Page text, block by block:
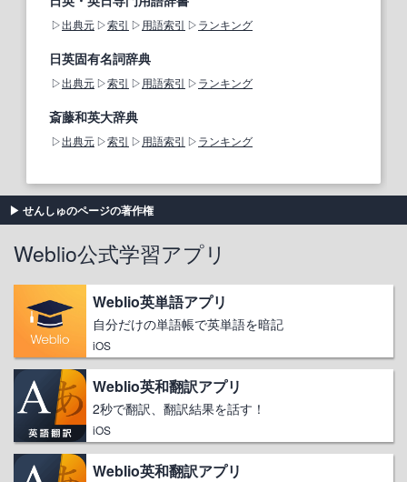
出典元 索引 用語索引 ランキング
日英固有名詞辞典
出典元 索引 用語索引 ランキング
斎藤和英大辞典
出典元 索引 用語索引 ランキング
せんしゅのページの著作権
Weblio公式学習アプリ
Weblio英単語アプリ
自分だけの単語帳で英単語を暗記
iOS
Weblio英和翻訳アプリ
2秒で翻訳、翻訳結果を話す！
iOS
Weblio英和翻訳アプリ